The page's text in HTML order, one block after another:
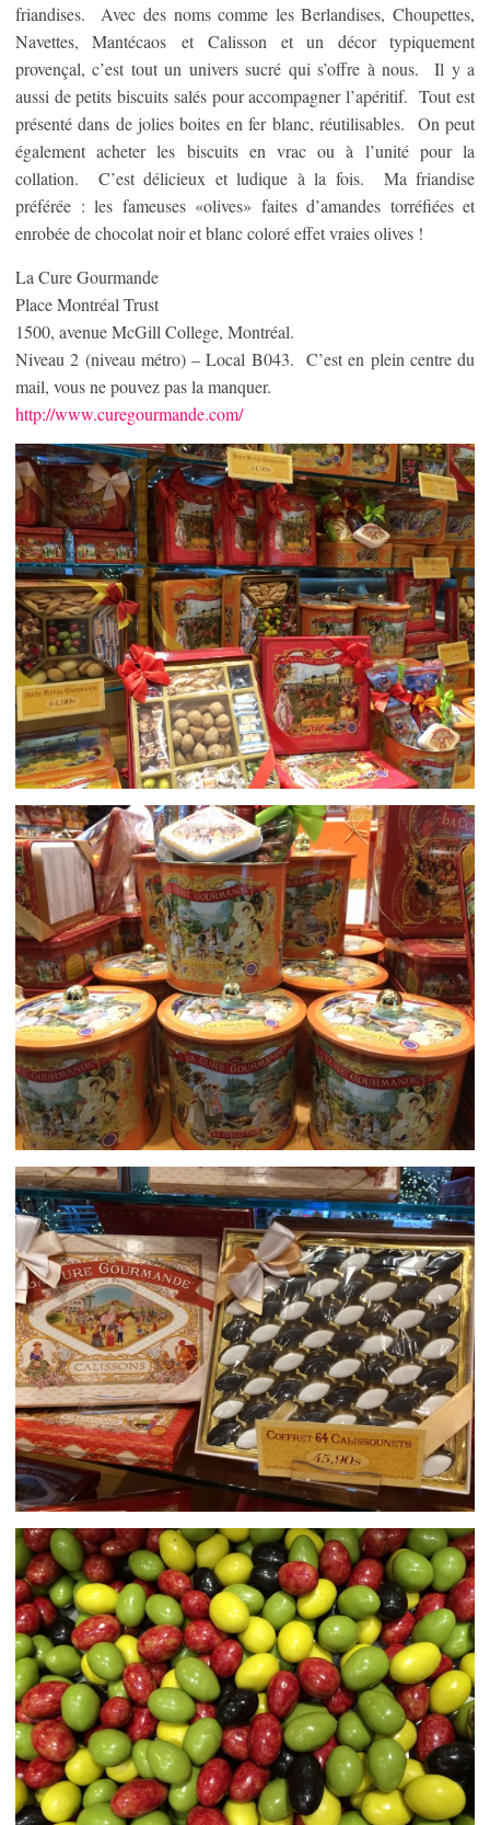
friandises. Avec des noms comme les Berlandises, Choupettes,
Navettes, Mantécaos et Calisson et un décor typiquement
provençal, c’est tout un univers sucré qui s’offre à nous. Il y a
aussi de petits biscuits salés pour accompagner l’apéritif. Tout est
présenté dans de jolies boites en fer blanc, réutilisables. On peut
également acheter les biscuits en vrac ou à l’unité pour la
collation. C’est délicieux et ludique à la fois. Ma friandise
préférée : les fameuses «olives» faites d’amandes torréfiées et
enrobée de chocolat noir et blanc coloré effet vraies olives !
La Cure Gourmande
Place Montréal Trust
1500, avenue McGill College, Montréal.
Niveau 2 (niveau métro) – Local B043. C’est en plein centre du
mail, vous ne pouvez pas la manquer.
http://www.curegourmande.com/